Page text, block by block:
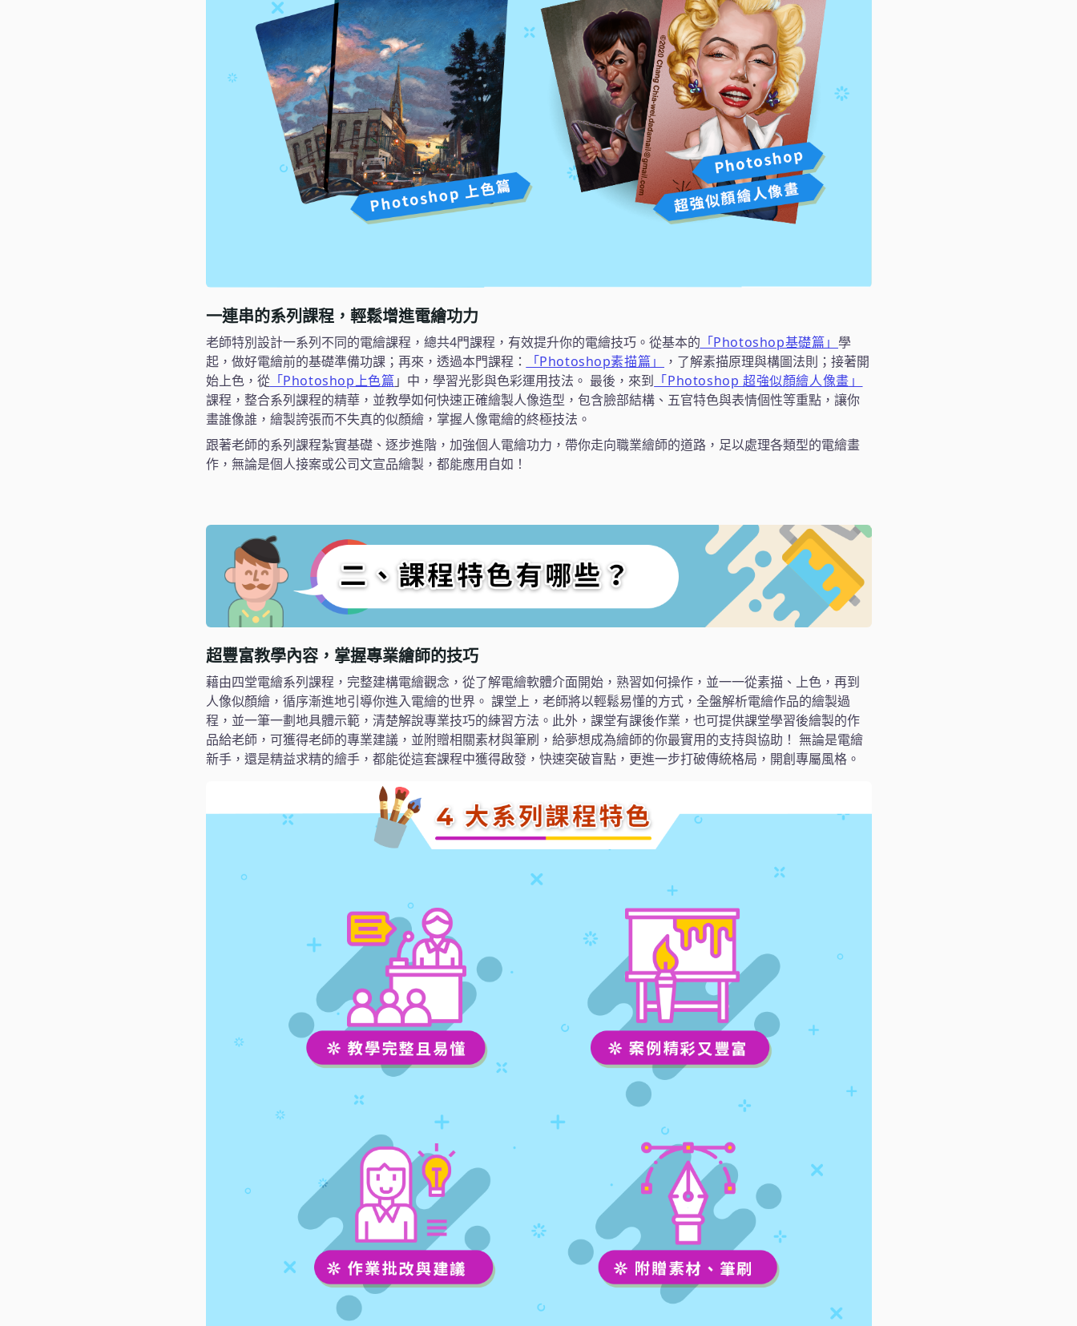
一連串的系列課程，輕鬆增進電繪功力
老師特別設計一系列不同的電繪課程，總共4門課程，有效提升你的電繪技巧。從基本的 「Photoshop基礎篇」 學
起，做好電繪前的基礎準備功課；再來，透過本門課程：
「Photoshop素描篇」
，了解素描原理與構圖法則；接著開
始上色，從「Photoshop上色篇」中，學習光影與色彩運用技法。 最後，來到 「Photoshop 超強似顏繪人像畫」
課程，整合系列課程的精華，並教學如何快速正確繪製人像造型，包含臉部結構、五官特色與表情個性等重點，讓你
畫誰像誰，繪製誇張而不失真的似顏繪，掌握人像電繪的終極技法。
跟著老師的系列課程紮實基礎、逐步進階，加強個人電繪功力，帶你走向職業繪師的道路，足以處理各類型的電繪畫
作，無論是個人接案或公司文宣品繪製，都能應用自如！
超豐富教學內容，掌握專業繪師的技巧
藉由四堂電繪系列課程，完整建構電繪觀念，從了解電繪軟體介面開始，熟習如何操作，並一一從素描、上色，再到
人像似顏繪，循序漸進地引導你進入電繪的世界。 課堂上，老師將以輕鬆易懂的方式，全盤解析電繪作品的繪製過
程，並一筆一劃地具體示範，清楚解說專業技巧的練習方法。此外，課堂有課後作業，也可提供課堂學習後繪製的作
品給老師，可獲得老師的專業建議，並附贈相關素材與筆刷，給夢想成為繪師的你最實用的支持與協助！ 無論是電繪
新手，還是精益求精的繪手，都能從這套課程中獲得啟發，快速突破盲點，更進一步打破傳統格局，開創專屬風格。